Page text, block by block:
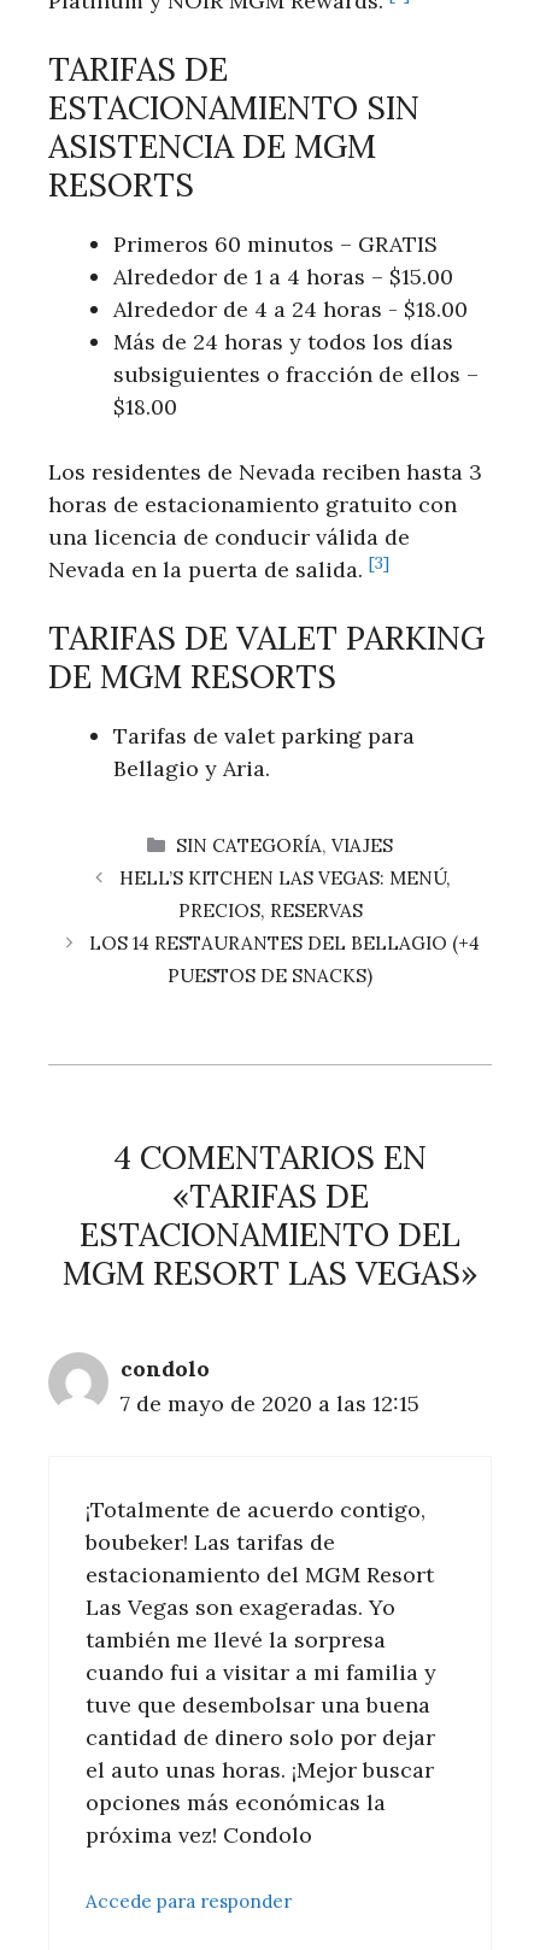
TARIFAS DE
ESTACIONAMIENTO SIN
ASISTENCIA DE‍ MGM
RESORTS
Primeros 60 minutos – GRATIS
Alrededor de 1 a 4 horas – $15.00
Alrededor de ​4 a ⁣24 ‌horas -‌ $18.00
Más de 24 horas y todos ⁤los días
subsiguientes o fracción de ⁢ellos –
$18.00
Los residentes‌ de ⁢Nevada reciben hasta⁢ 3
horas de estacionamiento⁤ gratuito con
una licencia​ de conducir válida de
‍Nevada en la puerta de salida.⁢ [3]
TARIFAS⁤ DE VALET PARKING⁤
DE MGM⁢ RESORTS
Tarifas de valet parking para
Bellagio y Aria.
CATEGORÍAS
SIN CATEGORÍA,VIAJES
HELL’S KITCHEN LAS VEGAS: MENÚ,
PRECIOS, RESERVAS
LOS 14 RESTAURANTES DEL BELLAGIO (+4
PUESTOS DE SNACKS)
4 COMENTARIOS EN
«TARIFAS DE
ESTACIONAMIENTO DEL
MGM RESORT LAS VEGAS»
condolo
7 de mayo de 2020 a las 12:15
¡Totalmente de acuerdo contigo,
boubeker! Las tarifas de
estacionamiento del MGM Resort
Las Vegas son exageradas. Yo
también me llevé la sorpresa
cuando fui a visitar a mi familia y
tuve que desembolsar una buena
cantidad de dinero solo por dejar
el auto unas horas. ¡Mejor buscar
opciones más económicas la
próxima vez! Condolo
Accede para responder